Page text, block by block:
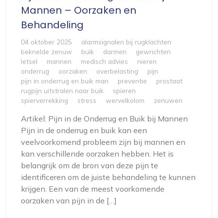
Mannen – Oorzaken en
Behandeling
04 oktober 2025
alarmsignalen bij rugklachten
beknelde zenuw
buik darmen
gewrichten
letsel
mannen medisch advies
nieren
onderrug
oorzaken overbelasting
pijn
pijn in onderrug en buik man
preventie
prostaat
rugpijn uitstralen naar buik
spieren
spierverrekking
stress wervelkolom zenuwen
Artikel: Pijn in de Onderrug en Buik bij Mannen
Pijn in de onderrug en buik kan een
veelvoorkomend probleem zijn bij mannen en
kan verschillende oorzaken hebben. Het is
belangrijk om de bron van deze pijn te
identificeren om de juiste behandeling te kunnen
krijgen. Een van de meest voorkomende
oorzaken van pijn in de […]